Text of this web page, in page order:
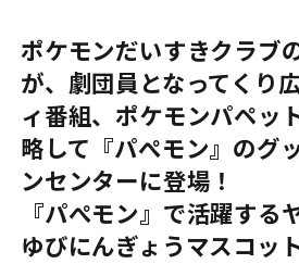
ポケモンだいすきクラブ
が、劇団員となってくり
ィ番組、ポケモンパペッ
略して『パぺモン』のグ
ンセンターに登場！
『パぺモン』で活躍する
ゆびにんぎょうマスコッ